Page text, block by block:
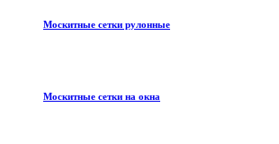
Москитные сетки рулонные
Москитные сетки на окна